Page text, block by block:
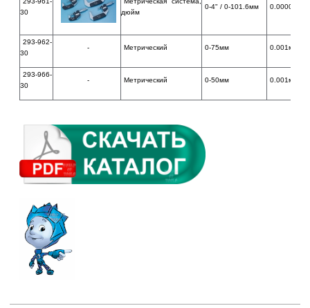
30
дюйм
0-4" / 0-101.6мм 0.00005" /
293-962-
30
- Метрический 0-75мм 0.001мм
293-966-
30
- Метрический 0-50мм 0.001мм